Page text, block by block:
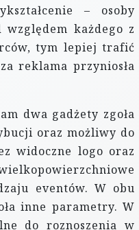
– osoby
każdego z
tym lepiej trafić
reklama przyniosła
dwa gadżety zgoła
oraz możliwy do
widoczne logo oraz
eventów. W obu
inne parametry. W
do roznoszenia w